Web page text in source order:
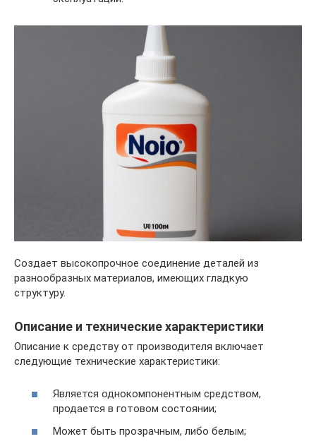
Создает высокопрочное соединение деталей из
разнообразных материалов, имеющих гладкую
структуру.
Описание и технические характеристики
Описание к средству от производителя включает
следующие технические характеристики:
Является однокомпонентным средством,
продается в готовом состоянии;
Может быть прозрачным, либо белым;